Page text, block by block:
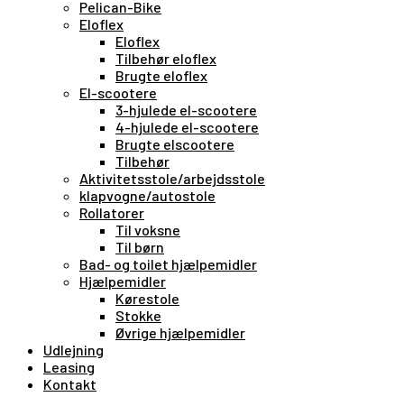
Pelican-Bike
Eloflex
Eloflex
Tilbehør eloflex
Brugte eloflex
El-scootere
3-hjulede el-scootere
4-hjulede el-scootere
Brugte elscootere
Tilbehør
Aktivitetsstole/arbejdsstole
klapvogne/autostole
Rollatorer
Til voksne
Til børn
Bad- og toilet hjælpemidler
Hjælpemidler
Kørestole
Stokke
Øvrige hjælpemidler
Udlejning
Leasing
Kontakt